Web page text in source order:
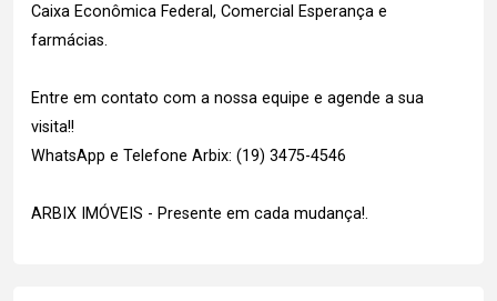
Caixa Econômica Federal, Comercial Esperança e
farmácias.
Entre em contato com a nossa equipe e agende a sua
visita!!
WhatsApp e Telefone Arbix: (19) 3475-4546
ARBIX IMÓVEIS - Presente em cada mudança!.